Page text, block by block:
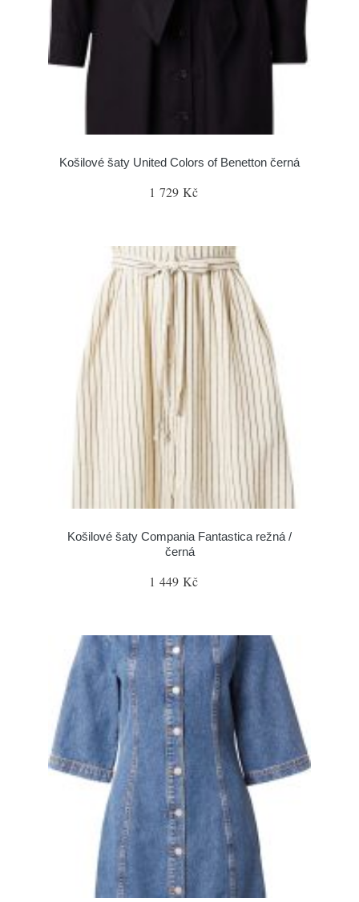
Košilové šaty United Colors of Benetton černá
1 729 Kč
Košilové šaty Compania Fantastica režná /
černá
1 449 Kč